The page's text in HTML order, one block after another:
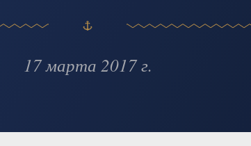
17 марта 2017 г.